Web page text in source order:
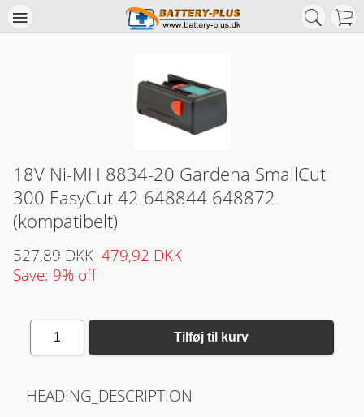
18V Ni-MH 8834-20 Gardena SmallCut
300 EasyCut 42 648844 648872
(kompatibelt)
527,89 DKK479,92 DKK
Save: 9% off
1 Tilføj til kurv
HEADING_DESCRIPTION